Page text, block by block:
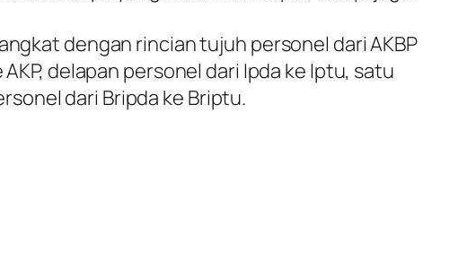
dengan rincian tujuh personel dari AKBP
delapan personel dari Ipda ke Iptu, satu
dari Bripda ke Briptu.